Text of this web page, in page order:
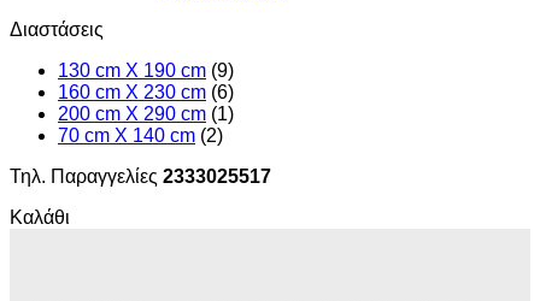
Διαστάσεις
130 cm X 190 cm (9)
160 cm X 230 cm (6)
200 cm X 290 cm (1)
70 cm X 140 cm (2)
Τηλ. Παραγγελίες 2333025517
Καλάθι